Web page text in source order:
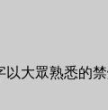
大眾熟悉的